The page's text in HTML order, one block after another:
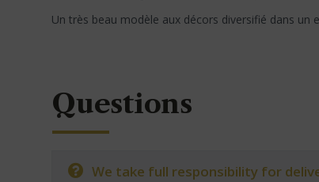
Un très beau modèle aux décors diversifié dans
Questions
We take full responsibility for